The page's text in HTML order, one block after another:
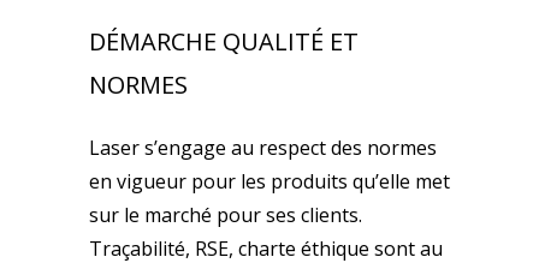
DÉMARCHE QUALITÉ ET
NORMES
Laser s’engage au respect des normes
en vigueur pour les produits qu’elle met
sur le marché pour ses clients.
Traçabilité, RSE, charte éthique sont au